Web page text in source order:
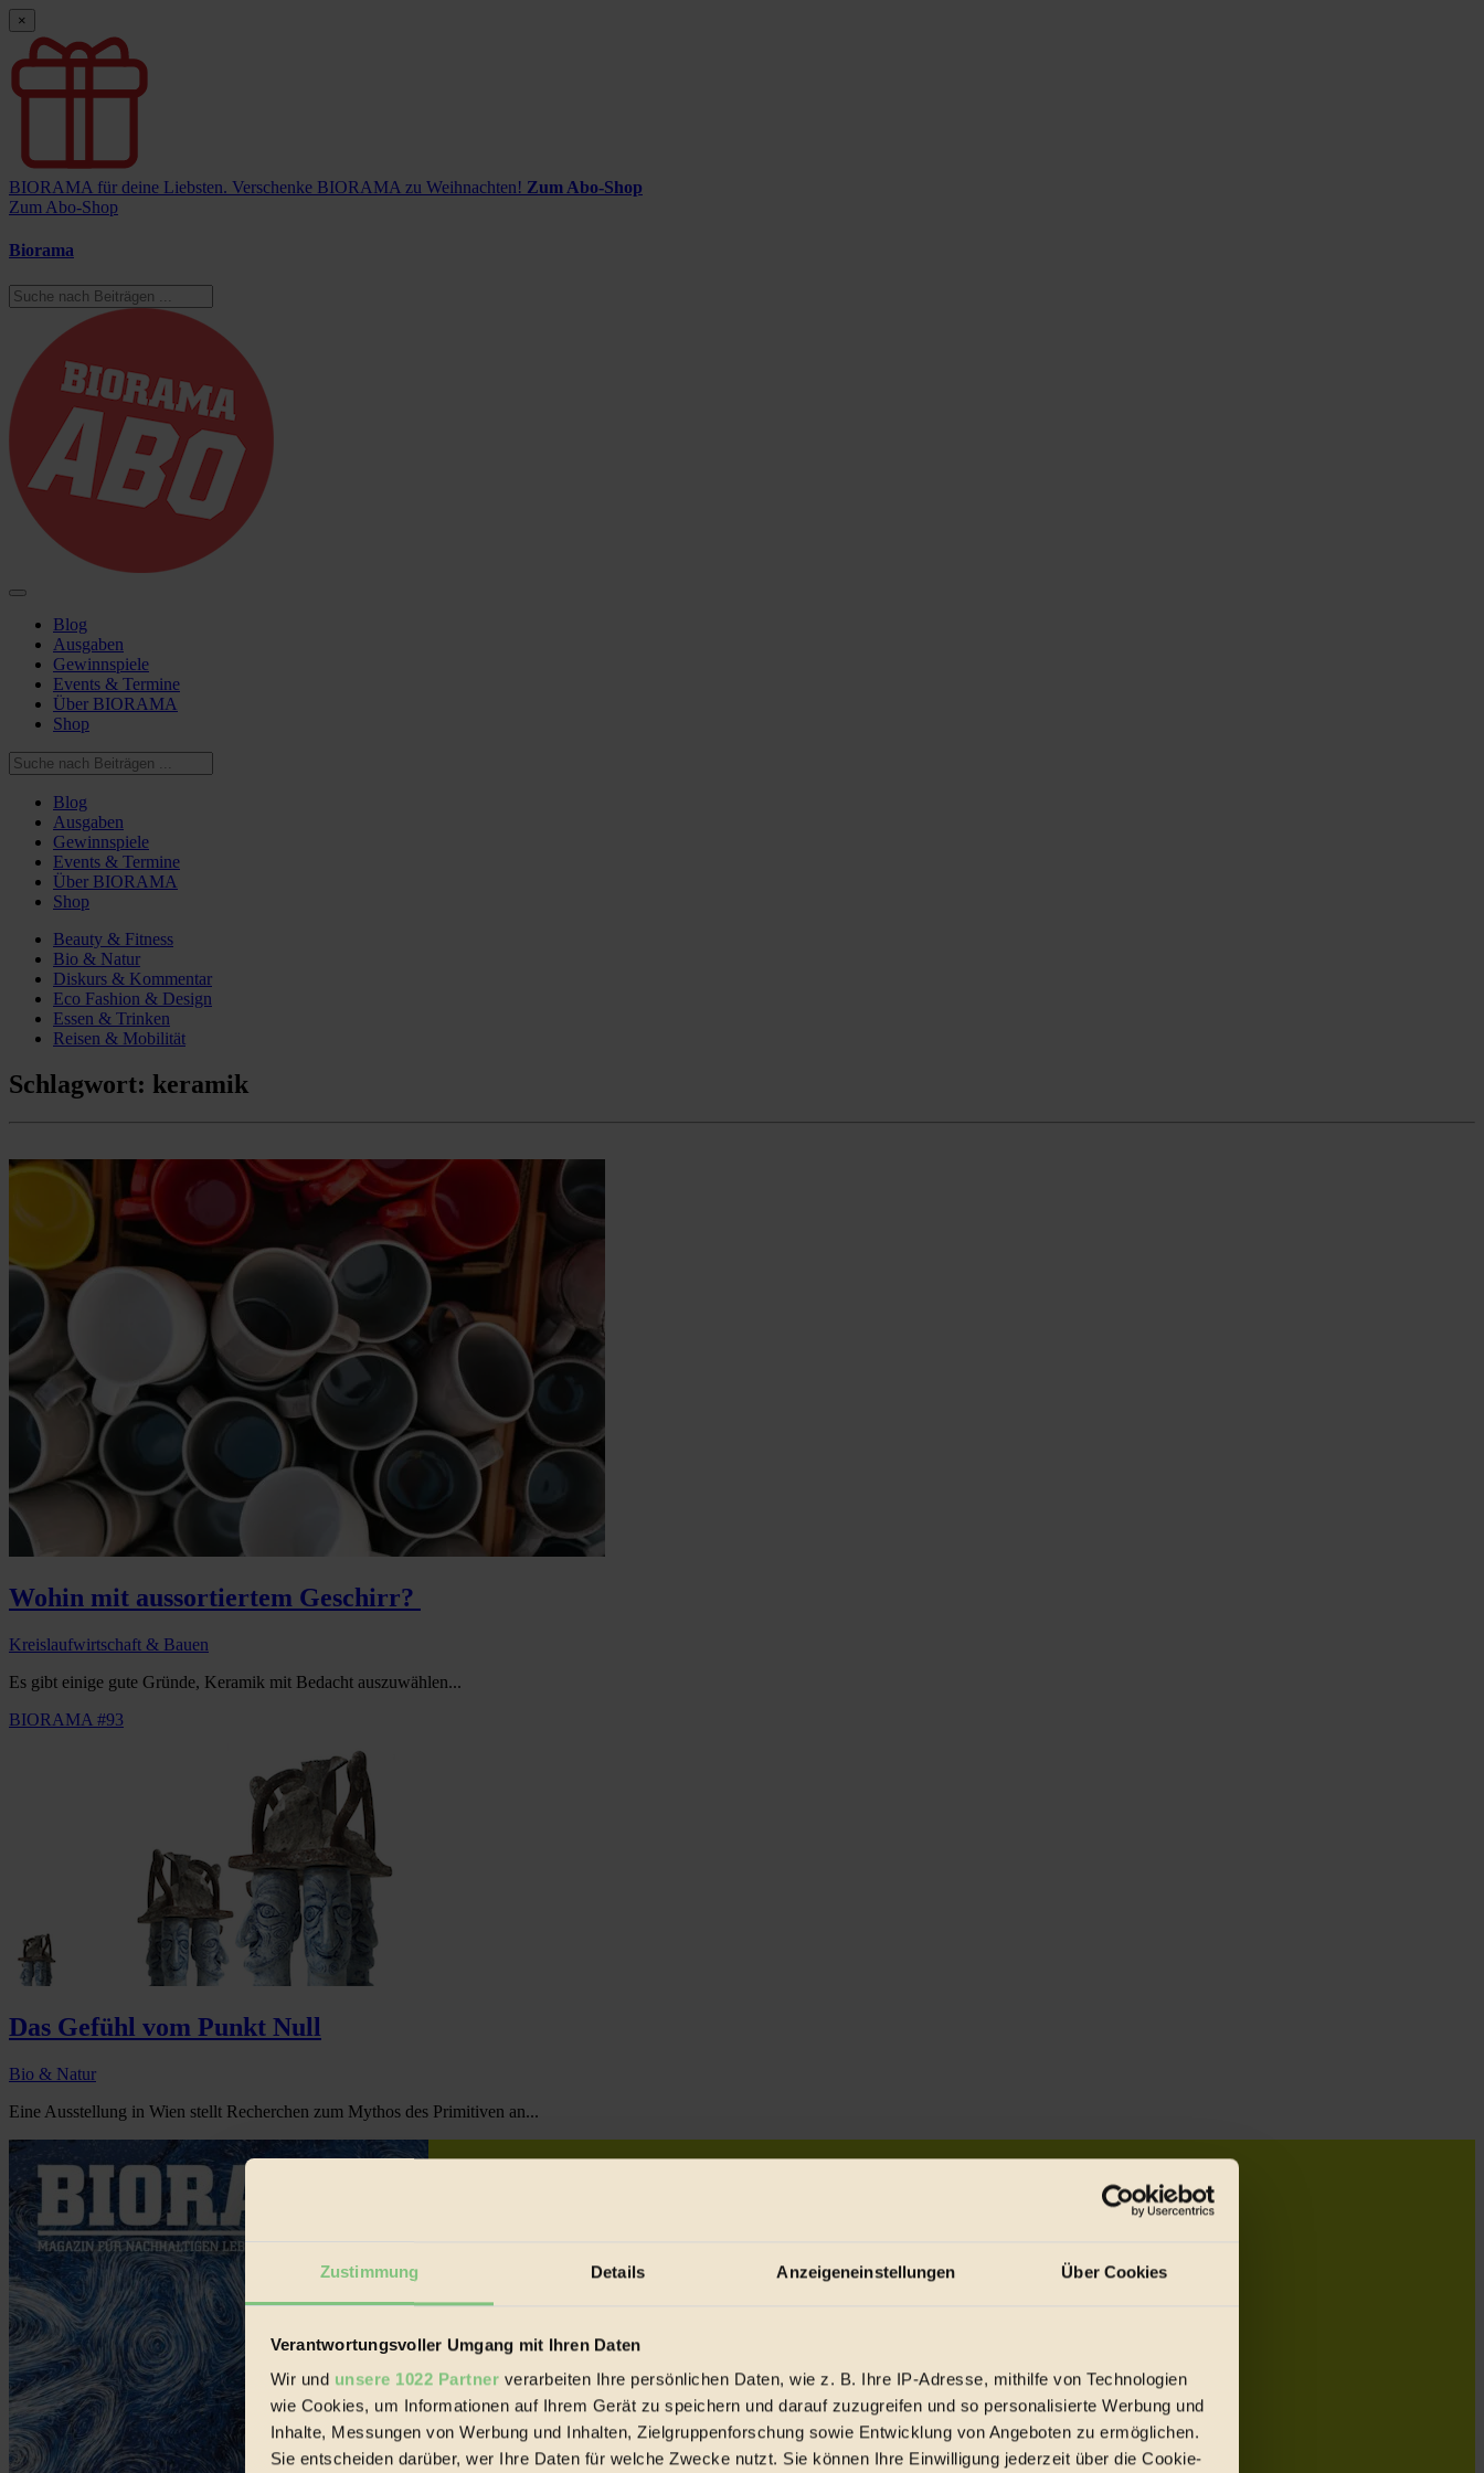
Zustimmung Details Anzeigeneinstellungen Über Cookies
Verantwortungsvoller Umgang mit Ihren Daten
Wir und unsere 1022 Partner verarbeiten Ihre persönlichen Daten, wie z. B. Ihre IP-Adresse, mithilfe von Technologien
wie Cookies, um Informationen auf Ihrem Gerät zu speichern und darauf zuzugreifen und so personalisierte Werbung und
Inhalte, Messungen von Werbung und Inhalten, Zielgruppenforschung sowie Entwicklung von Angeboten zu ermöglichen.
Sie entscheiden darüber, wer Ihre Daten für welche Zwecke nutzt. Sie können Ihre Einwilligung jederzeit über die Cookie-
×
BIORAMA für deine Liebsten. Verschenke BIORAMA zu Weihnachten! Zum Abo-Shop
Zum Abo-Shop
Biorama
Blog
Ausgaben
Gewinnspiele
Events & Termine
Über BIORAMA
Shop
Blog
Ausgaben
Gewinnspiele
Events & Termine
Über BIORAMA
Shop
Beauty & Fitness
Bio & Natur
Diskurs & Kommentar
Eco Fashion & Design
Essen & Trinken
Reisen & Mobilität
Schlagwort: keramik
Wohin mit aussortiertem Geschirr?
Kreislaufwirtschaft & Bauen
Es gibt einige gute Gründe, Keramik mit Bedacht auszuwählen...
BIORAMA #93
Das Gefühl vom Punkt Null
Bio & Natur
Eine Ausstellung in Wien stellt Recherchen zum Mythos des Primitiven an...